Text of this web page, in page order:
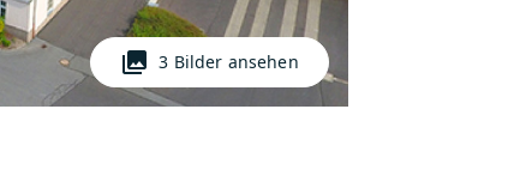
photo_library 3 Bilder ansehen